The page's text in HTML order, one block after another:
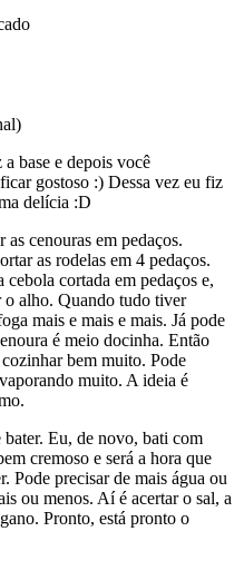
base e depois você
gostoso :) Dessa vez eu fiz
delícia :D
cenouras em pedaços.
as rodelas em 4 pedaços.
cortada em pedaços e,
o alho. Quando tudo tiver
mais e mais e mais. Já pode
é meio docinha. Então
bem muito. Pode
muito. A ideia é
Eu, de novo, bati com
cremoso e será a hora que
Pode precisar de mais água ou
ou menos. Aí é acertar o sal, a
Pronto, está pronto o